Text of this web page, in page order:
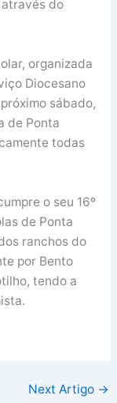
do
organizada
Diocesano
sábado,
de Ponta
todas
o seu 16º
de Ponta
ranchos do
por Bento
tendo a
Next Artigo →